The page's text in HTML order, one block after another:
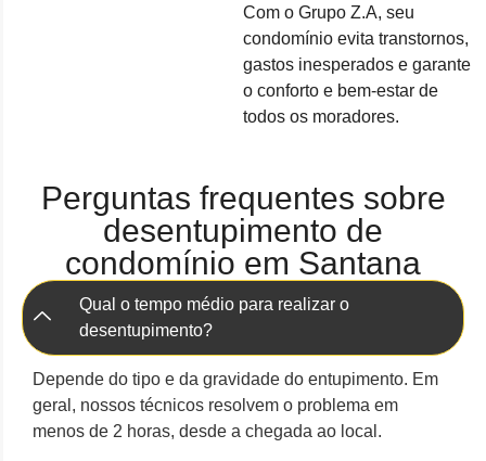
Com o Grupo Z.A, seu
condomínio evita transtornos,
gastos inesperados e garante
o conforto e bem-estar de
todos os moradores.
Perguntas frequentes sobre
desentupimento de
condomínio em Santana
Qual o tempo médio para realizar o
desentupimento?
Depende do tipo e da gravidade do entupimento. Em
geral, nossos técnicos resolvem o problema em
menos de 2 horas, desde a chegada ao local.